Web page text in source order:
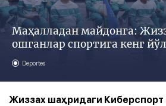
Маҳалладан майдонга:
ошганлар спортига кенг
Deportes
Жиззах шаҳридаги Киберспорт